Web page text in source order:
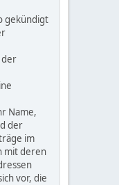
gekündigt
der
Name,
der
im
mit deren
vor, die